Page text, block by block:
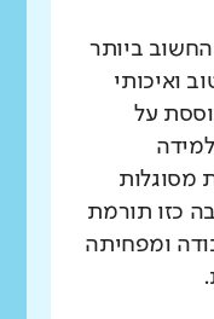
ביותר
ואיכותי
על
מסוגלות
כזו תורמת
ומפחיתה